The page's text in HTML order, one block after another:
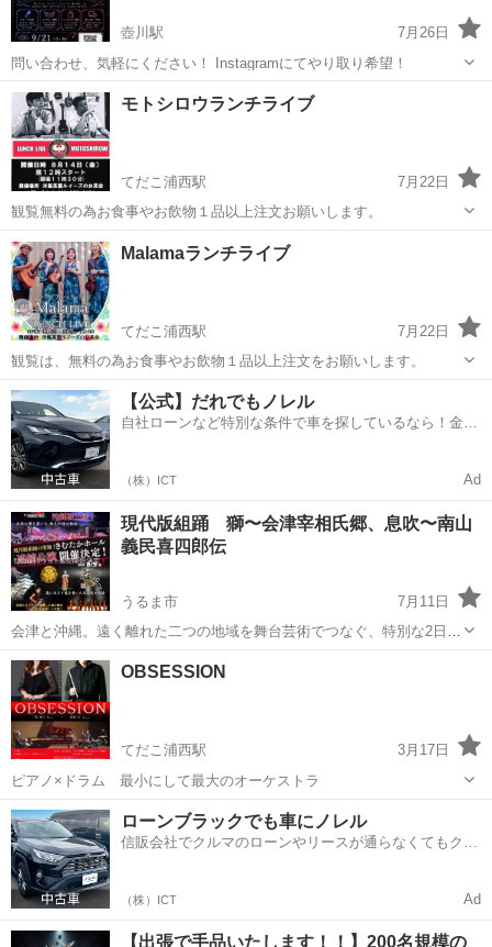
壺川駅
7月26日
問い合わせ、気軽にください！ Instagramにてやり取り希望！
沖縄 那覇市 壺川駅 コンサート/ショー
モトシロウランチライブ
てだこ浦西駅
7月22日
観覧無料の為お食事やお飲物１品以上注文お願いします。
沖縄 沖縄市 コンサート/ショー
Malamaランチライブ
てだこ浦西駅
7月22日
観覧は、無料の為お食事やお飲物１品以上注文をお願いします。
沖縄 沖縄市 てだこ浦西駅
【公式】だれでもノレル
自社ローンなど特別な条件で車を探しているなら！金利
（株）ICT Ad
現代版組踊 獅〜会津宰相氏郷、息吹〜南山
義民喜四郎伝
うるま市
7月11日
会津と沖縄。遠く離れた二つの地域を舞台芸術でつなぐ、特別な2日
間！ 福島県会津地方で育まれた現代版組踊『獅 Leon～會津宰相氏
郷』と『息吹～南山義民喜四郎伝』が、現代版組踊発祥の地・沖縄県
うるま市きむたかホールで初め...
沖縄 うるま市
OBSESSION
てだこ浦西駅
3月17日
ピアノ×ドラム 最小にして最大のオーケストラ
沖縄 沖縄市 てだこ浦西駅 コンサート/ショー
ローンブラックでも車にノレル
信販会社でクルマのローンやリースが通らなくてもクル
（株）ICT Ad
【出張で手品いたします！！】200名規模の